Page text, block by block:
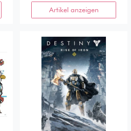
Artikel anzeigen